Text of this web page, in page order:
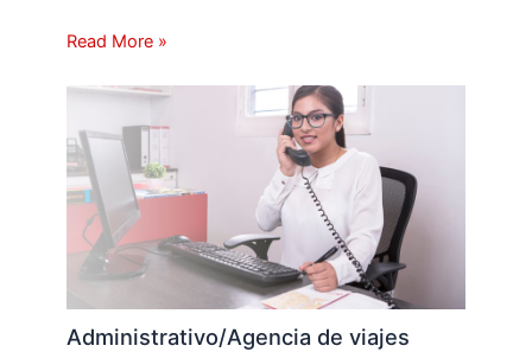
Read More »
Administrativo/Agencia de viajes